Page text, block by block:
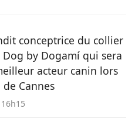
des pigeons voyageurs !
conceptrice du collier
Dog by Dogamí qui sera
acteur canin lors
Cannes